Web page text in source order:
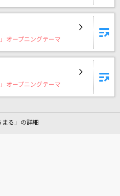
ジョン)
オープニングテーマ
オープニングテーマ
る」の詳細